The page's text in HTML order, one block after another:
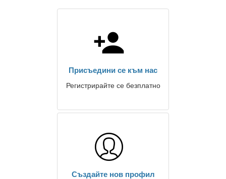
Присъедини се към нас
Регистрирайте се безплатно
Създайте нов профил